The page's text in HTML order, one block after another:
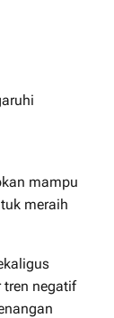
mampu
meraih
tren negatif